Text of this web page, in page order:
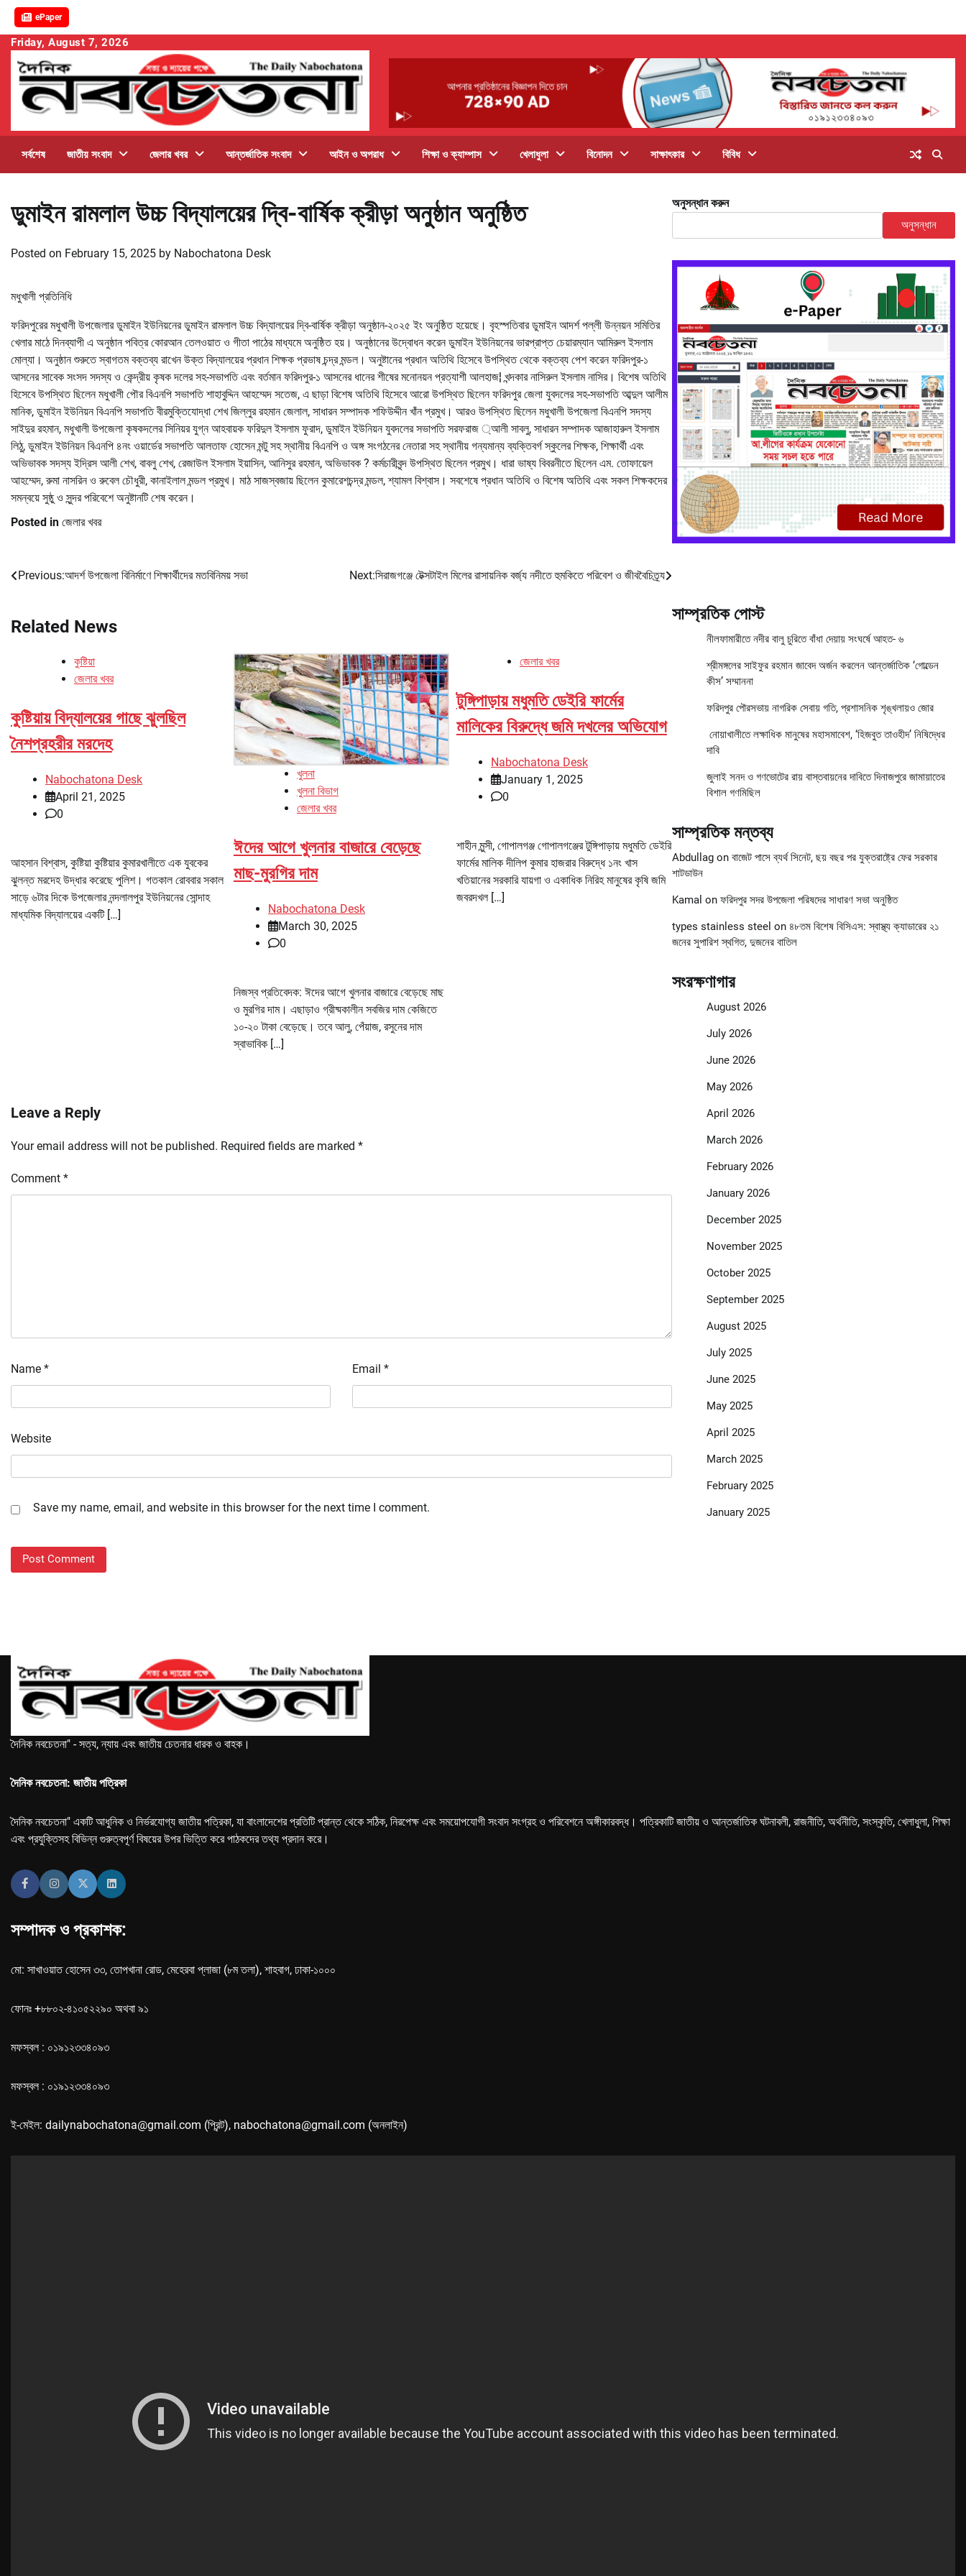
ePaper
Skip
content
Friday, August 7, 2026
সর্বশেষ জাতীয় সংবাদ জেলার খবর আন্তর্জাতিক সংবাদ আইন ও অপরাধ শিক্ষা ও ক্যাম্পাস খেলাধুলা বিনোদন সাক্ষাৎকার বিবিধ
ডুমাইন রামলাল উচ্চ বিদ্যালয়ের দ্বি-বার্ষিক ক্রীড়া অনুষ্ঠান অনুষ্ঠিত
Posted on February 15, 2025 by Nabochatona Desk
মধুখালী প্রতিনিধি
ফরিদপুরের মধুখালী উপজেলার ডুমাইন ইউনিয়নের ডুমাইন রামলাল উচ্চ বিদ্যালয়ের দ্বি-বার্ষিক ক্রীড়া অনুষ্ঠান-২০২৫ ইং অনুষ্ঠিত হয়েছে। বৃহস্পতিবার ডুমাইন আদর্শ পল্লী উন্নয়ন সমিতির
খেলার মাঠে দিনব্যাপী এ অনুষ্ঠান পবিত্র কোরআন তেলওয়াত ও গীতা পাঠের মাধ্যমে অনুষ্ঠিত হয়। অনুষ্ঠানের উদ্বোধন করেন ডুমাইন ইউনিয়নের ভারপ্রাপ্ত চেয়ারম্যান আমিরুল ইসলাম
মোল্যা। অনুষ্ঠান শুরুতে স্বাগতম বক্তব্য রাখেন উক্ত বিদ্যালয়ের প্রধান শিক্ষক প্রভাষ চন্দ্র মন্ডল। অনুষ্টানের প্রধান অতিথি হিসেবে উপস্থিত থেকে বক্তব্য পেশ করেন ফরিদপুর-১
আসনের সাবেক সংসদ সদস্য ও কেন্দ্রীয় কৃষক দলের সহ-সভাপতি এবং বর্তমান ফরিদপুর-১ আসনের ধানের শীষের মনোনয়ন প্রত্যাশী আলহাজ¦ খন্দকার নাসিরুল ইসলাম নাসির। বিশেষ অতিথি
হিসেবে উপস্থিত ছিলেন মধুখালী পৌর বিএনপি সভাপতি শাহাবুদ্দিন আহম্মেদ সতেজ, এ ছাড়া বিশেষ অতিথি হিসেবে আরো উপস্থিত ছিলেন ফরিদপুর জেলা যুবদলের সহ-সভাপতি আব্দুল আলীম
মানিক, ডুমাইন ইউনিয়ন বিএনপি সভাপতি বীরমুক্তিযোদ্ধা শেখ জিল্লুর রহমান জেলাল, সাধারন সম্পাদক শফিউদ্দীন খাঁন প্রমুখ। আরও উপস্থিত ছিলেন মধুখালী উপজেলা বিএনপি সদস্য
সাইদুর রহমান, মধুখালী উপজেলা কৃষকদলের সিনিয়র যুগ্ন আহবায়ক ফরিদুল ইসলাম ফুরাদ, ডুমাইন ইউনিয়ন যুবদলের সভাপতি সরফরাজ ্আলী সাবলু, সাধারন সম্পাদক আজাহারুল ইসলাম
লিঠু, ডুমাইন ইউনিয়ন বিএনপি ৪নং ওয়ার্ডের সভাপতি আলতাফ হোসেন মন্টু সহ স্থানীয় বিএনপি ও অঙ্গ সংগঠনের নেতারা সহ স্থানীয় গন্যমান্য ব্যক্তিবর্গ স্কুলের শিক্ষক, শিক্ষার্থী এবং
অভিভাবক সদস্য ইদ্রিস আলী শেখ, বাবলু শেখ, রেজাউল ইসলাম ইয়াসিন, আনিসুর রহমান, অভিভাবক ? কর্মচারীবৃন্দ উপস্থিত ছিলেন প্রমুখ। ধারা ভাষ্য বিবরনীতে ছিলেন এম. তোফায়েল
আহম্মেদ, রুমা নাসরিন ও রুবেল চৌধুরী, কানাইলাল মন্ডল প্রমুখ। মাঠ সাজস্বজায় ছিলেন কুমারেশচন্দ্র মন্ডল, শ্যামল বিশ্বাস। সবশেষে প্রধান অতিথি ও বিশেষ অতিথি এবং সকল শিক্ষকদের
সমন্বয়ে সুষ্ঠু ও সুন্দর পরিবেশে অনুষ্টানটি শেষ করেন।
Posted in জেলার খবর
Post
Previous:আদর্শ উপজেলা বিনির্মাণে শিক্ষার্থীদের মতবিনিময় সভা Next:সিরাজগঞ্জে টেক্সটাইল মিলের রাসায়নিক বর্জ্য নদীতে হুমকিতে পরিবেশ ও জীববৈচিত্র্য
Related News
কুষ্টিয়া
জেলার খবর
কুষ্টিয়ায় বিদ্যালয়ের গাছে ঝুলছিল
নৈশপ্রহরীর মরদেহ
Nabochatona Desk
April 21, 2025
0
আহসান বিশ্বাস, কুষ্টিয়া কুষ্টিয়ার কুমারখালীতে এক যুবকের
ঝুলন্ত মরদেহ উদ্ধার করেছে পুলিশ। গতকাল রোববার সকাল
সাড়ে ৬টার দিকে উপজেলার নন্দলালপুর ইউনিয়নের সোন্দাহ
মাধ্যমিক বিদ্যালয়ের একটি […]
খুলনা
খুলনা বিভাগ
জেলার খবর
ঈদের আগে খুলনার বাজারে বেড়েছে
মাছ-মুরগির দাম
Nabochatona Desk
March 30, 2025
0
নিজস্ব প্রতিবেদক: ঈদের আগে খুলনার বাজারে বেড়েছে মাছ
ও মুরগির দাম। এছাড়াও গ্রীষ্মকালীন সবজির দাম কেজিতে
১০-২০ টাকা বেড়েছে। তবে আলু, পেঁয়াজ, রসুনের দাম
স্বাভাবিক […]
জেলার খবর
টুঙ্গিপাড়ায় মধুমতি ডেইরি ফার্মের
মালিকের বিরুদ্ধে জমি দখলের অভিযোগ
Nabochatona Desk
January 1, 2025
0
শাহীন মুন্সী, গোপালগঞ্জ গোপালগঞ্জের টুঙ্গিপাড়ায় মধুমতি ডেইরি
ফার্মের মালিক দীলিপ কুমার হাজরার বিরুদ্ধে ১নং খাস
খতিয়ানের সরকারি যায়গা ও একাধিক নিরিহ মানুষের কৃষি জমি
জবরদখল […]
Leave a Reply
Your email address will not be published. Required fields are marked *
Comment *
Name * Email *
Website
Save my name, email, and website in this browser for the next time I comment.
অনুসন্ধান করুন
অনুসন্ধান
সাম্প্রতিক পোস্ট
নীলফামারীতে নদীর বালু চুরিতে বাঁধা দেয়ায় সংঘর্ষে আহত- ৬
শ্রীমঙ্গলের সাইফুর রহমান জাবেদ অর্জন করলেন আন্তর্জাতিক ‘গোল্ডেন
কীস’ সম্মাননা
ফরিদপুর পৌরসভায় নাগরিক সেবায় গতি, প্রশাসনিক শৃঙ্খলায়ও জোর
নোয়াখালীতে লক্ষাধিক মানুষের মহাসমাবেশ, ‘হিজবুত তাওহীদ’ নিষিদ্ধের
দাবি
জুলাই সনদ ও গণভোটের রায় বাস্তবায়নের দাবিতে দিনাজপুরে জামায়াতের
বিশাল গণমিছিল
সাম্প্রতিক মন্তব্য
Abdullagon বাজেট পাসে ব্যর্থ সিনেট, ছয় বছর পর যুক্তরাষ্ট্রে ফের সরকার
শাটডাউন
Kamal on ফরিদপুর সদর উপজেলা পরিষদের সাধারণ সভা অনুষ্ঠিত
types stainless steel on ৪৮তম বিশেষ বিসিএস: স্বাস্থ্য ক্যাডারের ২১
জনের সুপারিশ স্থগিত, দুজনের বাতিল
সংরক্ষণাগার
August 2026
July 2026
June 2026
May 2026
April 2026
March 2026
February 2026
January 2026
December 2025
November 2025
October 2025
September 2025
August 2025
July 2025
June 2025
May 2025
April 2025
March 2025
February 2025
January 2025
দৈনিক নবচেতনা" - সত্য, ন্যায় এবং জাতীয় চেতনার ধারক ও বাহক।
দৈনিক নবচেতনা: জাতীয় পত্রিকা
দৈনিক নবচেতনা" একটি আধুনিক ও নির্ভরযোগ্য জাতীয় পত্রিকা, যা বাংলাদেশের প্রতিটি প্রান্ত থেকে সঠিক, নিরপেক্ষ এবং সময়োপযোগী সংবাদ সংগ্রহ ও পরিবেশনে অঙ্গীকারবদ্ধ। পত্রিকাটি জাতীয় ও আন্তর্জাতিক ঘটনাবলী, রাজনীতি, অর্থনীতি, সংস্কৃতি, খেলাধুলা, শিক্ষা
এবং প্রযুক্তিসহ বিভিন্ন গুরুত্বপূর্ণ বিষয়ের উপর ভিত্তি করে পাঠকদের তথ্য প্রদান করে।
সম্পাদক ও প্রকাশক:
মো: সাখাওয়াত হোসেন ৩৩, তোপখানা রোড, মেহেরবা প্লাজা (৮ম তলা), শাহবাগ, ঢাকা-১০০০
ফোনঃ +৮৮০২-৪১০৫২২৯০ অথবা ৯১
মফস্বল : ০১৯১২৩৩৪০৯৩
মফস্বল : ০১৯১২৩৩৪০৯৩
ই-মেইল: dailynabochatona@gmail.com (প্রিন্ট), nabochatona@gmail.com (অনলাইন)